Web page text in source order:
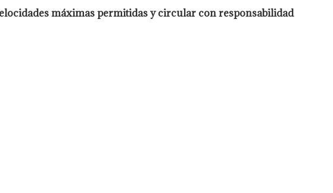
máximas permitidas y circular con responsabilidad